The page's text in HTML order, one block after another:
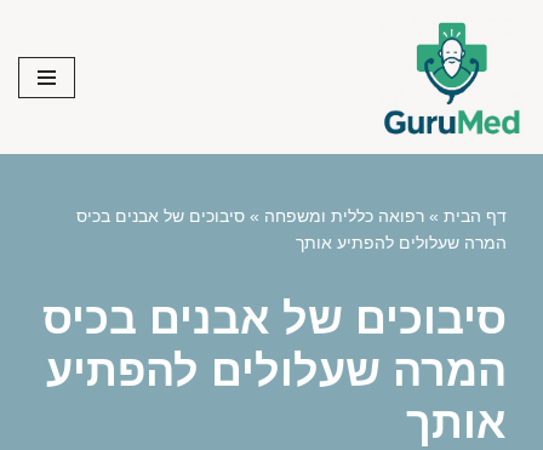
content
דף הבית » רפואה כללית ומשפחה » סיבוכים של אבנים בכיס
המרה שעלולים להפתיע אותך
סיבוכים של אבנים בכיס
המרה שעלולים להפתיע
אותך